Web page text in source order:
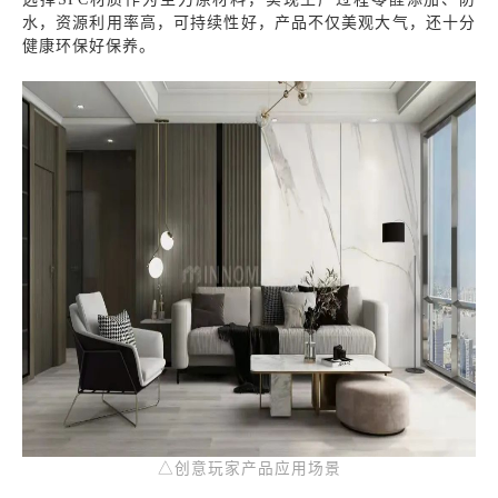
水，资源利用率高，可持续性好，产品不仅美观大气，还十分
健康环保好保养。
△创意玩家产品应用场景